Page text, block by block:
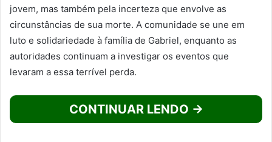
jovem, mas também pela incerteza que envolve as
circunstâncias de sua morte. A comunidade se une em
luto e solidariedade à família de Gabriel, enquanto as
autoridades continuam a investigar os eventos que
levaram a essa terrível perda.
CONTINUAR LENDO →